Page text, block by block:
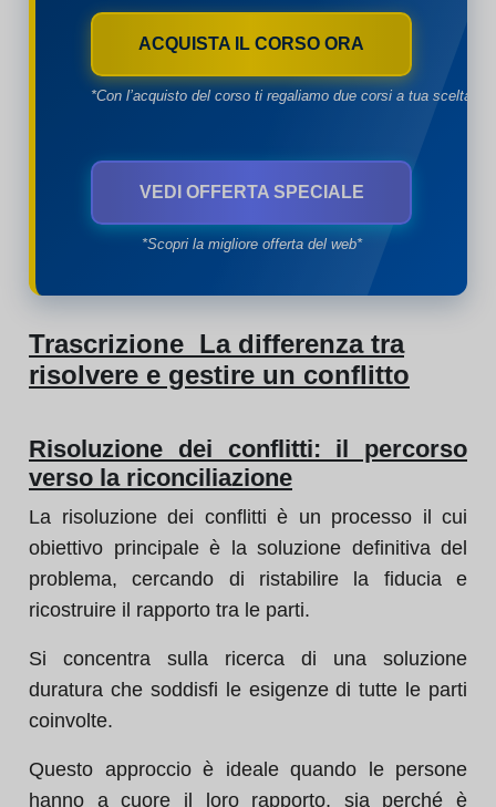
ACQUISTA IL CORSO ORA
*Con l’acquisto del corso ti regaliamo due corsi a tua scelta*
VEDI OFFERTA SPECIALE
*Scopri la migliore offerta del web*
Trascrizione La differenza tra
risolvere e gestire un conflitto
Risoluzione dei conflitti: il percorso
verso la riconciliazione
La risoluzione dei conflitti è un processo il cui
obiettivo principale è la soluzione definitiva del
problema, cercando di ristabilire la fiducia e
ricostruire il rapporto tra le parti.
Si concentra sulla ricerca di una soluzione
duratura che soddisfi le esigenze di tutte le parti
coinvolte.
Questo approccio è ideale quando le persone
hanno a cuore il loro rapporto, sia perché è